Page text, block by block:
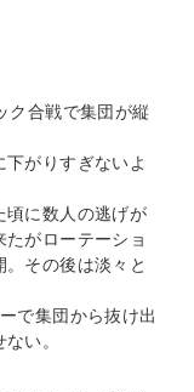
ク合戦で集団が縦
がりすぎないよ
頃に数人の逃げが
がローテーショ
その後は淡々と
で集団から抜け出
い。